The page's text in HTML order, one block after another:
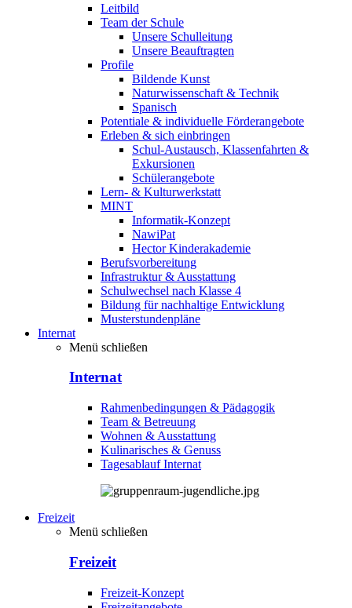
Leitbild
Team der Schule
Unsere Schulleitung
Unsere Beauftragten
Profile
Bildende Kunst
Naturwissenschaft & Technik
Spanisch
Potentiale & individuelle Förderangebote
Erleben & sich einbringen
Schul-Austausch, Klassenfahrten &
Exkursionen
Schülerangebote
Lern- & Kulturwerkstatt
MINT
Informatik-Konzept
NawiPat
Hector Kinderakademie
Berufsvorbereitung
Infrastruktur & Ausstattung
Schulwechsel nach Klasse 4
Bildung für nachhaltige Entwicklung
Musterstundenpläne
Internat
Menü schließen
Internat
Rahmenbedingungen & Pädagogik
Team & Betreuung
Wohnen & Ausstattung
Kulinarisches & Genuss
Tagesablauf Internat
Freizeit
Menü schließen
Freizeit
Freizeit-Konzept